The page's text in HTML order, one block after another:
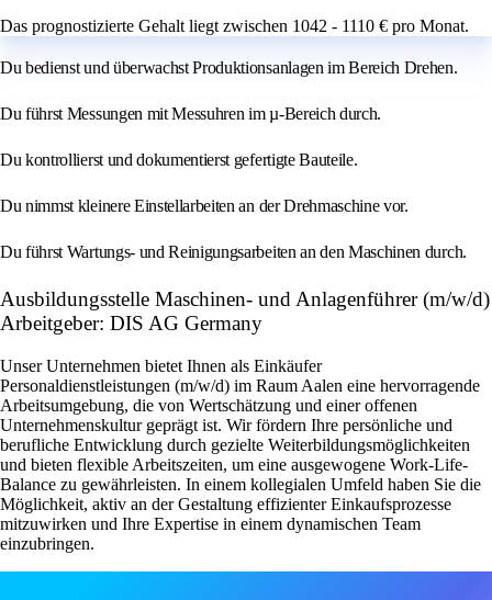
Das prognostizierte Gehalt liegt zwischen 1042 - 1110 € pro Monat.
Du bedienst und überwachst Produktionsanlagen im Bereich Drehen.
Du führst Messungen mit Messuhren im µ-Bereich durch.
Du kontrollierst und dokumentierst gefertigte Bauteile.
Du nimmst kleinere Einstellarbeiten an der Drehmaschine vor.
Du führst Wartungs- und Reinigungsarbeiten an den Maschinen durch.
Ausbildungsstelle Maschinen- und Anlagenführer (m/w/d)
Arbeitgeber: DIS AG Germany
Unser Unternehmen bietet Ihnen als Einkäufer
Personaldienstleistungen (m/w/d) im Raum Aalen eine hervorragende
Arbeitsumgebung, die von Wertschätzung und einer offenen
Unternehmenskultur geprägt ist. Wir fördern Ihre persönliche und
berufliche Entwicklung durch gezielte Weiterbildungsmöglichkeiten
und bieten flexible Arbeitszeiten, um eine ausgewogene Work-Life-
Balance zu gewährleisten. In einem kollegialen Umfeld haben Sie die
Möglichkeit, aktiv an der Gestaltung effizienter Einkaufsprozesse
mitzuwirken und Ihre Expertise in einem dynamischen Team
einzubringen.